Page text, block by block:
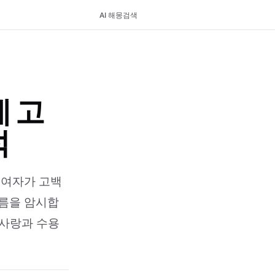
AI 해몽검색
고
자가 고백
을 암시합
랑과 수용